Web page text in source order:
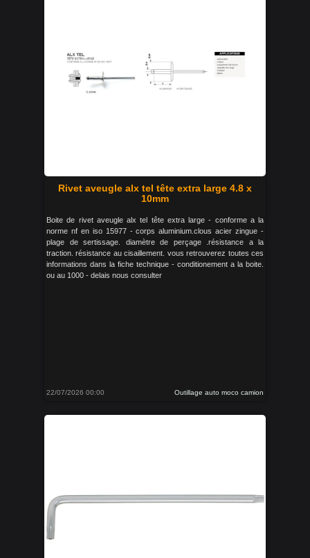
Rivet aveugle alx tel tête extra large 4.8 x
10mm
Boite de rivet aveugle alx tel tête extra large - conforme a la
norme nf en iso 15977 - corps aluminium.clous acier zingue -
plage de sertissage. diamètre de perçage .résistance a la
traction. résistance au cisaillement. vous retrouverez toutes ces
informations dans la fiche technique - conditionement a la boite.
ou au 1000 - delais nous consulter
22/07/2026 00:00 Outillage auto moco camion